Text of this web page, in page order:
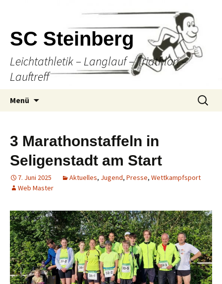
SC Steinberg
Leichtathletik – Langlauf – Triathlon –
Lauftreff
Menü
Suche
nach:
3 Marathonstaffeln in
Seligenstadt am Start
7. Juni 2025 Aktuelles, Jugend, Presse, Wettkampfsport
Web Master